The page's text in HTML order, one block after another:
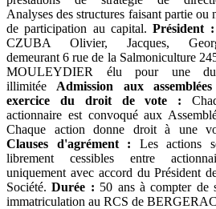
Analyses des structures faisant partie ou
de participation au capital.Président :
CZUBA Olivier, Jacques,
demeurant 6 rue de la Salmoniculture
MOULEYDIER élu pour une
illimitée Admission aux
exercice du droit de vote :
actionnaire est convoqué aux
Chaque action donne droit à une
Clauses d'agrément : Les actions
librement cessibles entre
uniquement avec accord du Président
Société.Durée : 50 ans à compter de
immatriculation au RCS de